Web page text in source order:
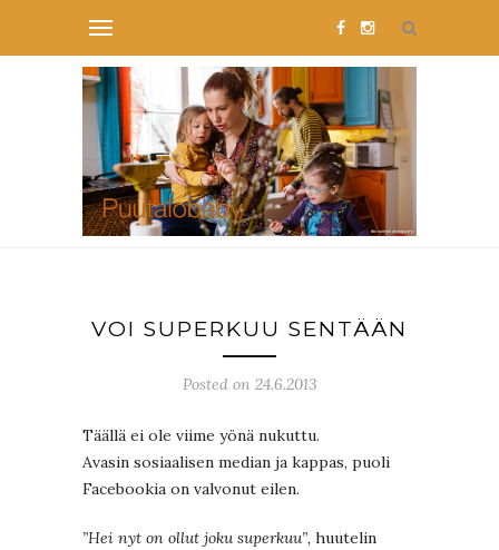
VOI SUPERKUU SENTÄÄN
Posted on 24.6.2013
Täällä ei ole viime yönä nukuttu.
Avasin sosiaalisen median ja kappas, puoli
Facebookia on valvonut eilen.
”Hei nyt on ollut joku superkuu”, huutelin